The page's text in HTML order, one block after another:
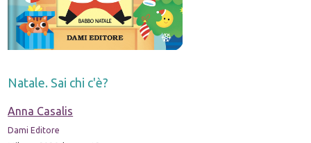
Natale. Sai chi c'è?
Anna Casalis
Dami Editore